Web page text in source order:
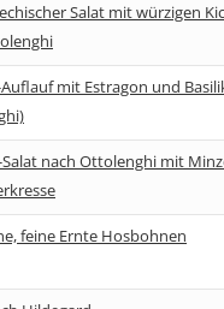
Salat mit würzigen
mit Estragon und
nach Ottolenghi mit
feine Ernte Hosbohnen